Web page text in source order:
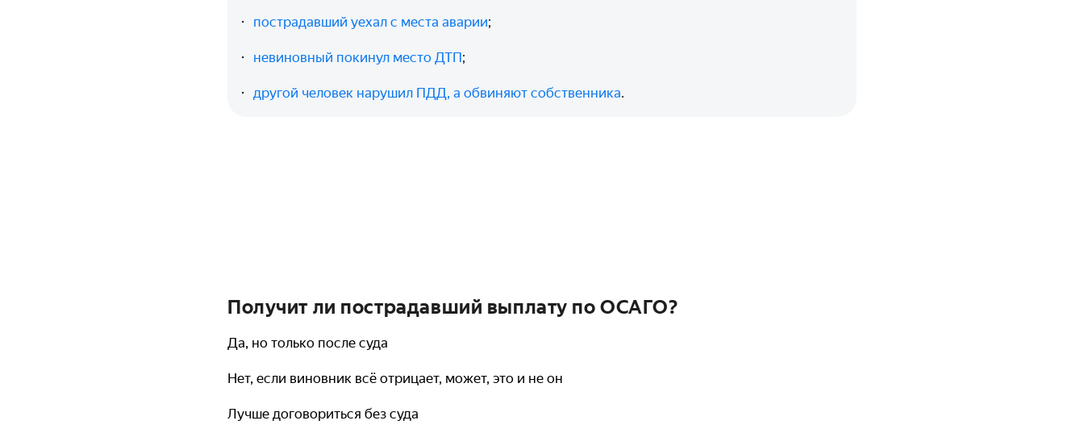
пострадавший уехал с места аварии;
невиновный покинул место ДТП;
другой человек нарушил ПДД, а обвиняют собственника.
Получит ли пострадавший выплату по ОСАГО?
Да, но только после суда
Нет, если виновник всё отрицает, может, это и не он
Лучше договориться без суда